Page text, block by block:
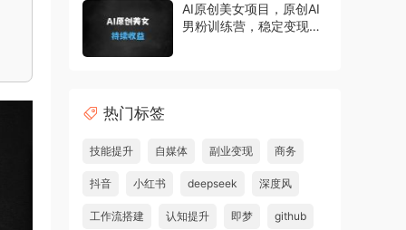
AI原创美女项目，原创AI
男粉训练营，稳定变现，
热门标签
技能提升 自媒体 副业变现 商务
抖音 小红书 deepseek 深度风
工作流搭建 认知提升 即梦 github